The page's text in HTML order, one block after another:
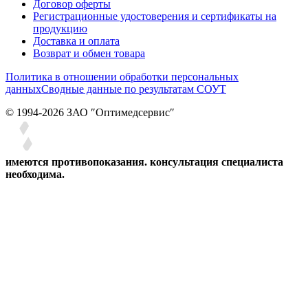
Договор оферты
Регистрационные удостоверения и сертификаты на
продукцию
Доставка и оплата
Возврат и обмен товара
Политика в отношении обработки персональных
данныхСводные данные по результатам СОУТ
© 1994-2026 ЗАО ″Оптимедсервис″
имеются противопоказания. консультация специалиста
необходима.